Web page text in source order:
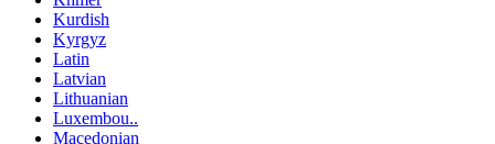
Kurdish
Kyrgyz
Latin
Latvian
Lithuanian
Luxembou..
Macedonian